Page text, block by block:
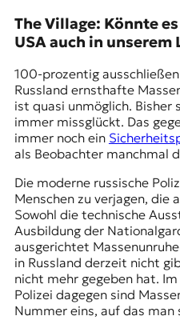
The Village: Könnte
USA auch in unserem
100-prozentig
Russland ernsthafte
ist quasi unmöglich. Bisher
immer missglückt. Das
immer noch ein
als Beobachter manchmal
Die moderne russische
Menschen zu verjagen, die
Sowohl die technische
Ausbildung der
ausgerichtet
in Russland derzeit nicht
nicht mehr gegeben hat.
Polizei dagegen sind
Nummer eins, auf das